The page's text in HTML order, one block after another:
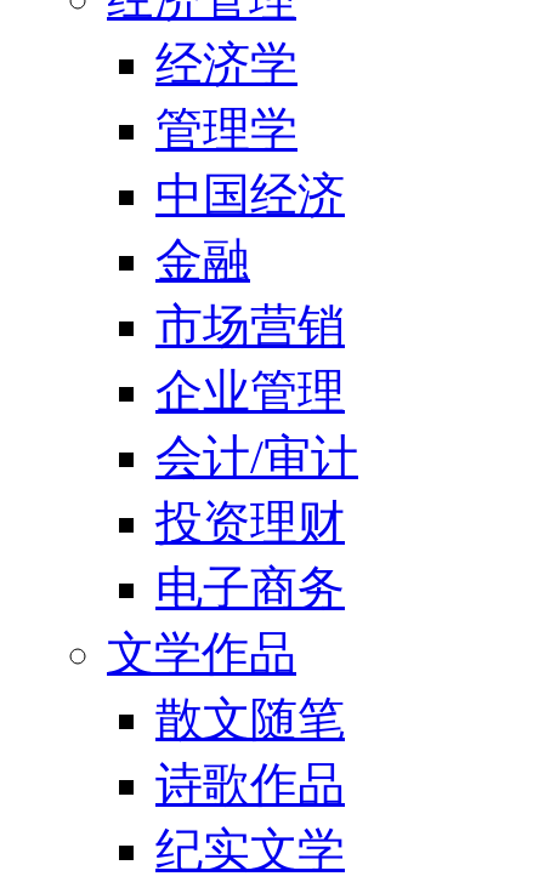
经济学
管理学
中国经济
金融
市场营销
企业管理
会计/审计
投资理财
电子商务
文学作品
散文随笔
诗歌作品
纪实文学